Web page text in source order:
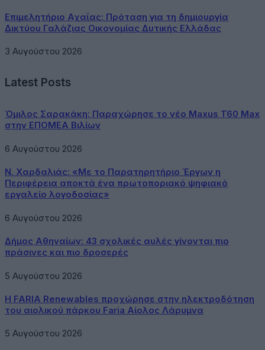
Επιμελητήριο Αχαΐας: Πρόταση για τη δημιουργία
Δικτύου Γαλάζιας Οικονομίας Δυτικής Ελλάδας
3 Αυγούστου 2026
Latest Posts
Όμιλος Σαρακάκη: Παραχώρησε το νέο Maxus T60 Max
στην ΕΠΟΜΕΑ Βιλίων
6 Αυγούστου 2026
Ν. Χαρδαλιάς: «Με το Παρατηρητήριο Έργων η
Περιφέρεια αποκτά ένα πρωτοποριακό ψηφιακό
εργαλείο λογοδοσίας»
6 Αυγούστου 2026
Δήμος Αθηναίων: 43 σχολικές αυλές γίνονται πιο
πράσινες και πιο δροσερές
5 Αυγούστου 2026
Η FARIA Renewables προχώρησε στην ηλεκτροδότηση
του αιολικού πάρκου Faria Αίολος Λάρυμνα
5 Αυγούστου 2026